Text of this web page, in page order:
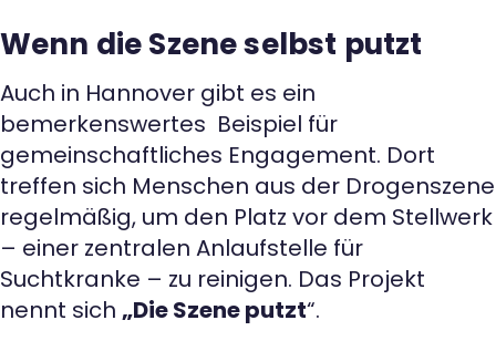
Wenn die Szene selbst putzt
Auch in Hannover gibt es ein
bemerkenswertes Beispiel für
gemeinschaftliches Engagement. Dort
treffen sich Menschen aus der Drogenszene
regelmäßig, um den Platz vor dem Stellwerk
– einer zentralen Anlaufstelle für
Suchtkranke – zu reinigen. Das Projekt
nennt sich „Die Szene putzt“.